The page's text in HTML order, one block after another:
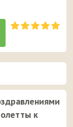
к